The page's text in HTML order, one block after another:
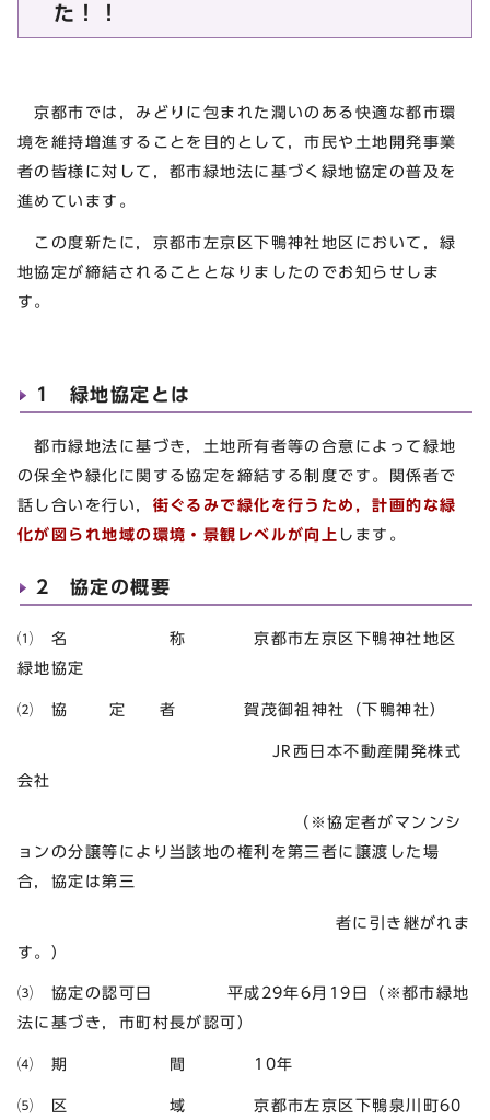
た！！
京都市では，みどりに包まれた潤いのある快適な都市環
境を維持増進することを目的として，市民や土地開発事業
者の皆様に対して，都市緑地法に基づく緑地協定の普及を
進めています。
この度新たに，京都市左京区下鴨神社地区において，緑
地協定が締結されることとなりましたのでお知らせしま
す。
1 緑地協定とは
都市緑地法に基づき，土地所有者等の合意によって緑地
の保全や緑化に関する協定を締結する制度です。関係者で
話し合いを行い， 街ぐるみで緑化を行うため，計画的な緑
化が図られ地域の環境・景観レベルが向上 します。
2 協定の概要
⑴ 名 称 京都市左京区下鴨神社地区
緑地協定
⑵ 協 定 者 賀茂御祖神社（下鴨神社）
JR西日本不動産開発株式
会社
（※協定者がマンンシ
ョンの分譲等により当該地の権利を第三者に譲渡した場
合，協定は第三
者に引き継がれま
す。）
⑶ 協定の認可日 平成29年6月19日（※都市緑地
法に基づき，市町村長が認可）
⑷ 期 間 10年
⑸ 区 域 京都市左京区下鴨泉川町60